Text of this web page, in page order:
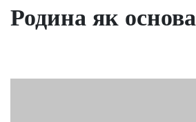
Родина як основа